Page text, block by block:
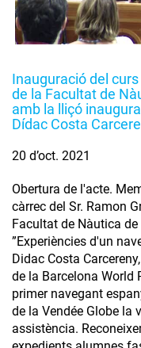
Inauguració del
de la Facultat de
amb la lliçó
Dídac Costa
20 d’oct. 2021
Obertura de l'acte.
càrrec del Sr. Ramon
Facultat de Nàutica
”Experiències d'un
Didac Costa
de la Barcelona World
primer navegant
de la Vendée Globe la
assistència.